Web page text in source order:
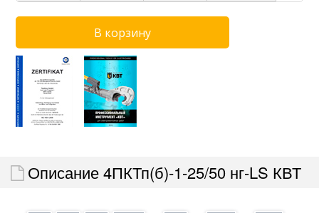
Описание 4ПКТп(б)-1-25/50 нг-LS КВТ